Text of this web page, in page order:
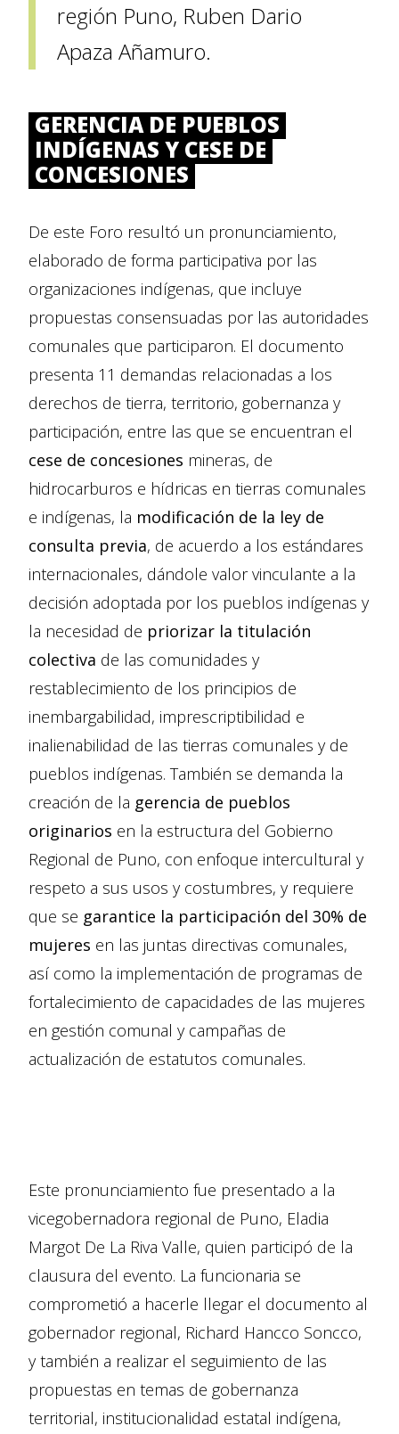
región Puno, Ruben Dario
Apaza Añamuro.
GERENCIA DE PUEBLOS
INDÍGENAS Y CESE DE
CONCESIONES
De este Foro resultó un pronunciamiento,
elaborado de forma participativa por las
organizaciones indígenas, que incluye
propuestas consensuadas por las autoridades
comunales que participaron. El documento
presenta 11 demandas relacionadas a los
derechos de tierra, territorio, gobernanza y
participación, entre las que se encuentran el
cese de concesiones mineras, de
hidrocarburos e hídricas en tierras comunales
e indígenas, la modificación de la ley de
consulta previa, de acuerdo a los estándares
internacionales, dándole valor vinculante a la
decisión adoptada por los pueblos indígenas y
la necesidad de priorizar la titulación
colectiva de las comunidades y
restablecimiento de los principios de
inembargabilidad, imprescriptibilidad e
inalienabilidad de las tierras comunales y de
pueblos indígenas. También se demanda la
creación de la gerencia de pueblos
originarios en la estructura del Gobierno
Regional de Puno, con enfoque intercultural y
respeto a sus usos y costumbres, y requiere
que se garantice la participación del 30% de
mujeres en las juntas directivas comunales,
así como la implementación de programas de
fortalecimiento de capacidades de las mujeres
en gestión comunal y campañas de
actualización de estatutos comunales.
Este pronunciamiento fue presentado a la
vicegobernadora regional de Puno, Eladia
Margot De La Riva Valle, quien participó de la
clausura del evento. La funcionaria se
comprometió a hacerle llegar el documento al
gobernador regional, Richard Hancco Soncco,
y también a realizar el seguimiento de las
propuestas en temas de gobernanza
territorial, institucionalidad estatal indígena,